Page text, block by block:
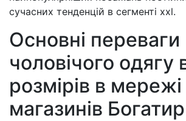
сучасних тенденцій в сегменті xxl.
Основні переваги
чоловічого одягу
розмірів в мережі
магазинів